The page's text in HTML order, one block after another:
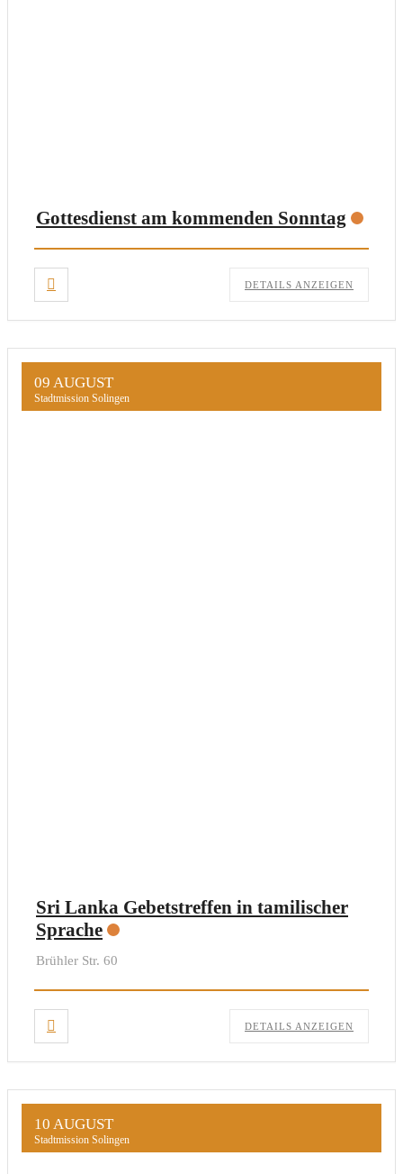
Gottesdienst am kommenden Sonntag
DETAILS ANZEIGEN
09 AUGUST
Stadtmission Solingen
Sri Lanka Gebetstreffen in tamilischer
Sprache
Brühler Str. 60
DETAILS ANZEIGEN
10 AUGUST
Stadtmission Solingen